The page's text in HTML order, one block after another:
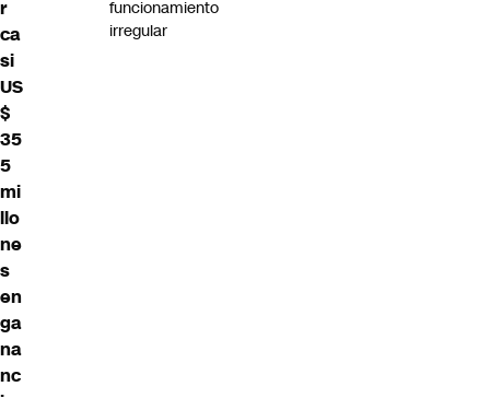
r
ca
si
US
$
35
5
mi
llo
ne
s
en
ga
na
nc
funcionamiento
irregular